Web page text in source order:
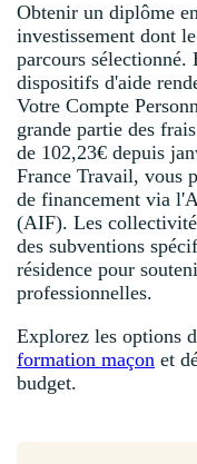
Obtenir un diplôme
investissement dont
parcours sélectionné.
dispositifs d'aide
Votre Compte
grande partie des
de 102,23€ depuis
France Travail, vous
de financement via
(AIF). Les
des subventions
résidence pour
professionnelles.
Explorez les options
formation maçon et
budget.